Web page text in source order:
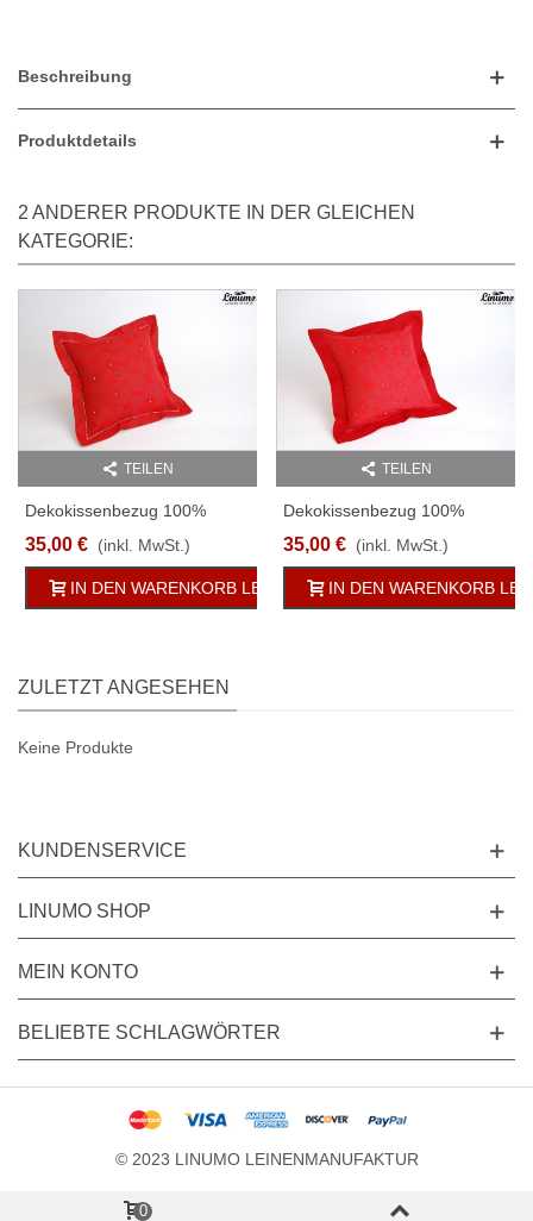
Beschreibung
Produktdetails
2 ANDERER PRODUKTE IN DER GLEICHEN
KATEGORIE:
TEILEN
Dekokissenbezug 100%
Leinen 40x40cm Rot Mit
Stehsaum/Stickerei
35,00 € (inkl. MwSt.)
IN DEN WARENKORB LEGEN
TEILEN
Dekokissenbezug 100%
Leinen 40x40cm Rot Mit
35,00 € (inkl. MwSt.)
IN DEN WARENKORB
ZULETZT ANGESEHEN
Keine Produkte
KUNDENSERVICE
LINUMO SHOP
MEIN KONTO
BELIEBTE SCHLAGWÖRTER
© 2023 LINUMO LEINENMANUFAKTUR
0